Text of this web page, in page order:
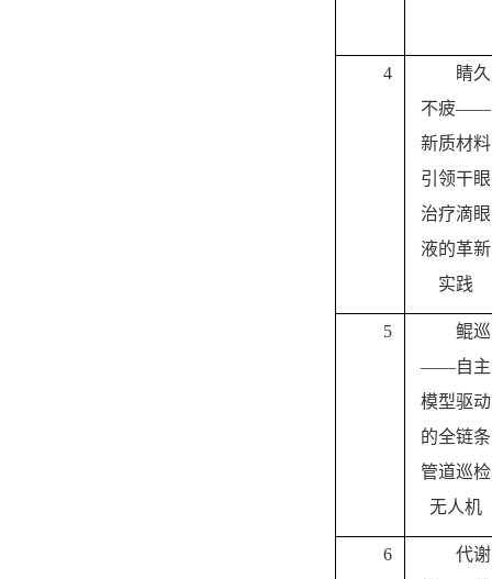
4
睛久
不疲——
新质材料
引领干眼
治疗滴眼
液的革新
实践
5
鲲巡
——自主
模型驱动
的全链条
管道巡检
无人机
6
代谢